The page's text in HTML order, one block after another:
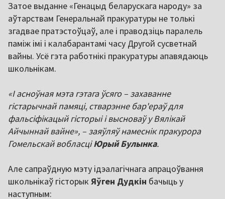
Затое выданне «Генацыд беларускага народу» за
аўтарствам Генеральнай пракуратуры не толькі
згадвае пратэстоўцаў, але і праводзіць паралель
паміж імі і калабарантамі часу Другой сусветнай
вайны. Усё гэта работнікі пракуратуры апавядаюць
школьнікам.
«І асноўная мэта гэтага ўсяго – захаванне
гістарычнай памяці, стварэнне бар'ераў для
фальсіфікацый гісторыі і высноваў у Вялікай
Айчыннай вайне», – заяўляў намеснік пракурора
Гомельскай вобласціЮрый Булынка.
Але сапраўдную мэту ідэалагічнага апрацоўвання
школьнікаў гісторык Яўген Дудкін бачыць у
наступным: